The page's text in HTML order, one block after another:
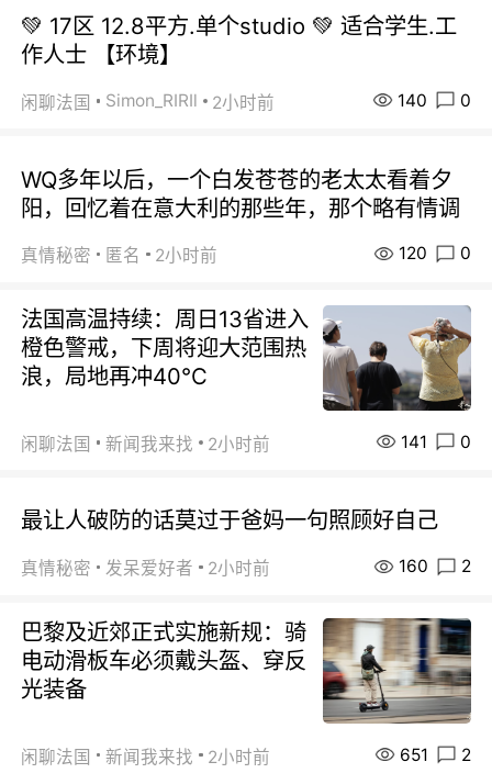
💚 17区 12.8平方.单个studio 💚 适合学生.工
作人士 【环境】
闲聊法国 Simon_RIRIl 2小时前 140 0
WQ多年以后，一个白发苍苍的老太太看着夕
阳，回忆着在意大利的那些年，那个略有情调
真情秘密 匿名 2小时前 120 0
法国高温持续：周日13省进入
橙色警戒，下周将迎大范围热
浪，局地再冲40℃
闲聊法国 新闻我来找 2小时前 141 0
最让人破防的话莫过于爸妈一句照顾好自己
真情秘密 发呆爱好者 2小时前 160 2
巴黎及近郊正式实施新规：骑
电动滑板车必须戴头盔、穿反
光装备
闲聊法国 新闻我来找 2小时前 651 2